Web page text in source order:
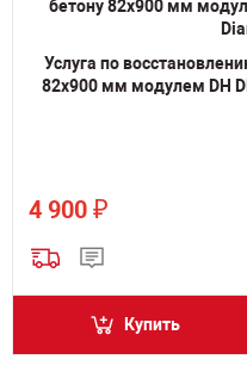
Услуга по
82x900 мм модулем DH
4 900 ₽
Купить